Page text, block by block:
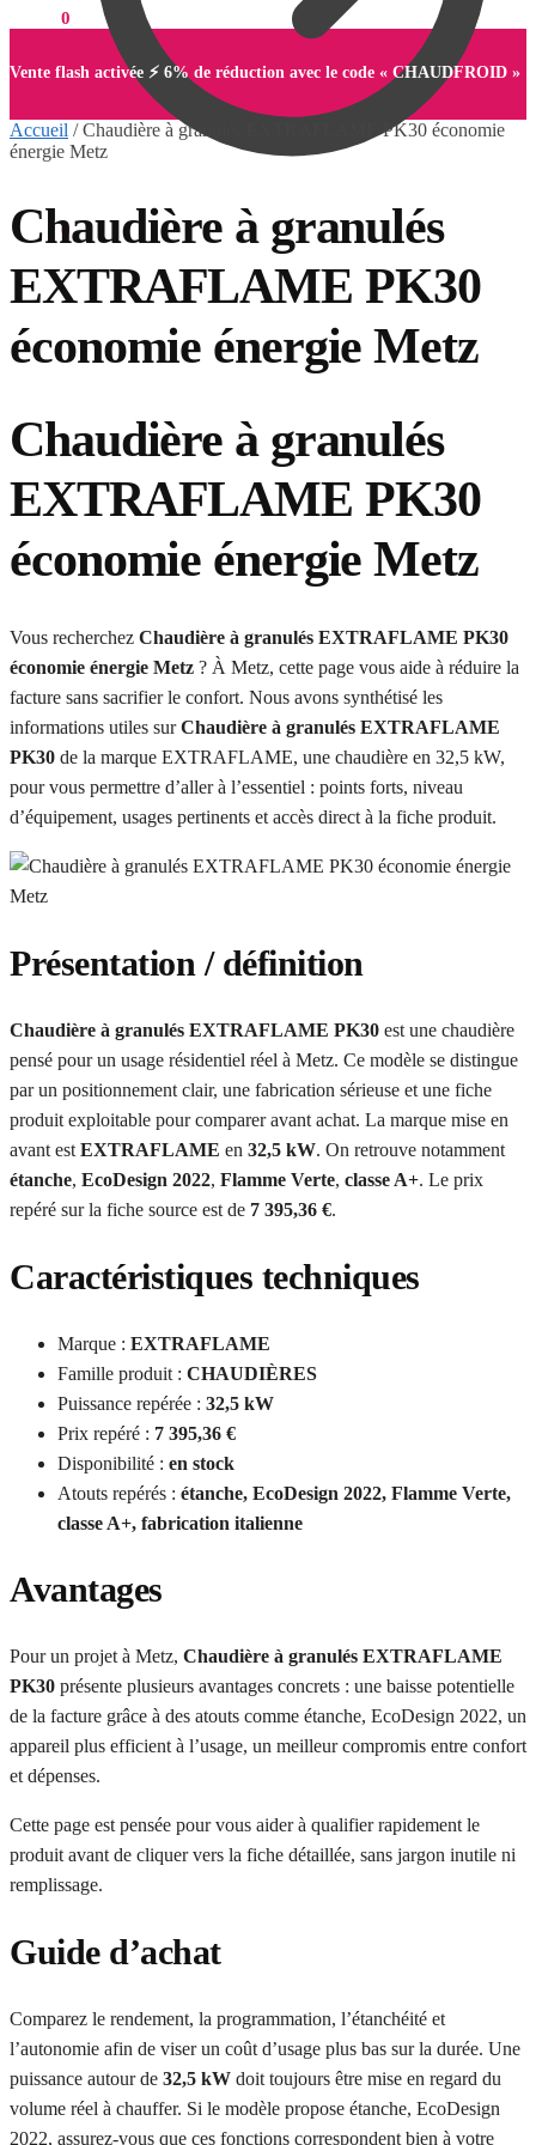
0,00 € 0
0
Vente flash activée ⚡ 6% de réduction avec le code « CHAUDFROID »
Accueil /Chaudière à granulés EXTRAFLAME PK30 économie
énergie Metz
Chaudière à granulés
EXTRAFLAME PK30
économie énergie Metz
Chaudière à granulés
EXTRAFLAME PK30
économie énergie Metz
Vous recherchez Chaudière à granulés EXTRAFLAME PK30
économie énergie Metz ? À Metz, cette page vous aide à réduire la
facture sans sacrifier le confort. Nous avons synthétisé les
informations utiles surChaudière à granulés EXTRAFLAME
PK30 de la marque EXTRAFLAME, une chaudière en 32,5 kW,
pour vous permettre d’aller à l’essentiel : points forts, niveau
d’équipement, usages pertinents et accès direct à la fiche produit.
Présentation / définition
Chaudière à granulés EXTRAFLAME PK30 est une chaudière
pensé pour un usage résidentiel réel à Metz. Ce modèle se distingue
par un positionnement clair, une fabrication sérieuse et une fiche
produit exploitable pour comparer avant achat. La marque mise en
avant est EXTRAFLAME en 32,5 kW. On retrouve notamment
étanche, EcoDesign 2022, Flamme Verte, classe A+. Le prix
repéré sur la fiche source est de 7 395,36 €.
Caractéristiques techniques
Marque : EXTRAFLAME
Famille produit : CHAUDIÈRES
Puissance repérée : 32,5 kW
Prix repéré : 7 395,36 €
Disponibilité : en stock
Atouts repérés : étanche, EcoDesign 2022, Flamme Verte,
classe A+, fabrication italienne
Avantages
Pour un projet à Metz, Chaudière à granulés EXTRAFLAME
PK30 présente plusieurs avantages concrets : une baisse potentielle
de la facture grâce à des atouts comme étanche, EcoDesign 2022, un
appareil plus efficient à l’usage, un meilleur compromis entre confort
et dépenses.
Cette page est pensée pour vous aider à qualifier rapidement le
produit avant de cliquer vers la fiche détaillée, sans jargon inutile ni
remplissage.
Guide d’achat
Comparez le rendement, la programmation, l’étanchéité et
l’autonomie afin de viser un coût d’usage plus bas sur la durée. Une
puissance autour de 32,5 kW doit toujours être mise en regard du
volume réel à chauffer. Si le modèle propose étanche, EcoDesign
2022, assurez-vous que ces fonctions correspondent bien à votre